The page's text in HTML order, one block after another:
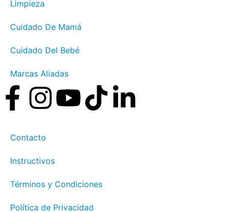
Limpieza
Cuidado De Mamá
Cuidado Del Bebé
Marcas Aliadas
Contacto
Instructivos
Términos y Condiciones
Política de Privacidad